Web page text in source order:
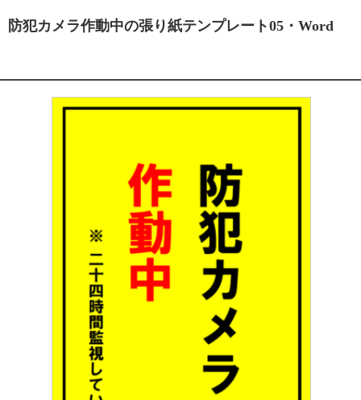
防犯カメラ作動中の張り紙テンプレート05・Word